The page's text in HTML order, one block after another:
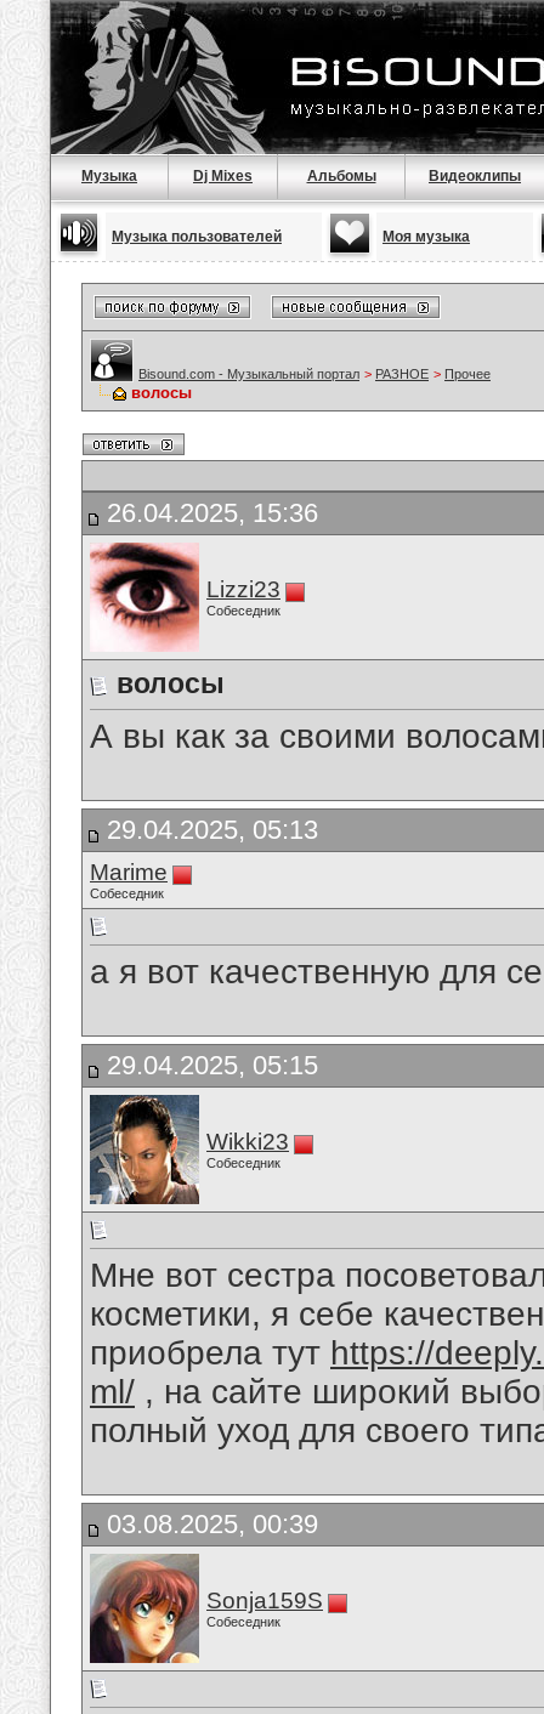
Музыка Dj Mixes Альбомы Видеоклипы
Музыка пользователей Моя музыка
Bisound.com - Музыкальный портал > РАЗНОЕ > Прочее
волосы
26.04.2025, 15:36
Lizzi23
Собеседник
волосы
А вы как за своими
29.04.2025, 05:13
Marime
Собеседник
а я вот качественную для
29.04.2025, 05:15
Wikki23
Собеседник
Мне вот сестра
косметики, я себе
приобрела тут https://
ml/ , на сайте широкий
полный уход для своего
03.08.2025, 00:39
Sonja159S
Собеседник